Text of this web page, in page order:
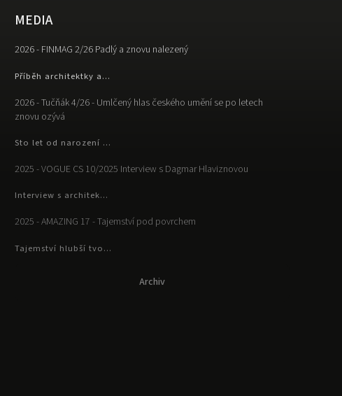
MEDIA
2026 - FINMAG 2/26 Padlý a znovu nalezený
Příběh architektky a...
2026 - Tučňák 4/26 - Umlčený hlas českého umění se po letech
znovu ozývá
Sto let od narození ...
2025 - VOGUE CS 10/2025 Interview s Dagmar Hlaviznovou
Interview s architek...
2025 - AMAZING 17 - Tajemství pod povrchem
Tajemství hlubší tvo...
Archiv